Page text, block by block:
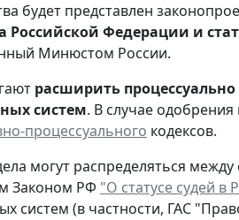
будет представлен
Российской Федерации и
Минюстом России.
расширить
систем. В случае
процессуального кодексов.
могут распределяться
Законом РФ "О статусе судей в
(в частности, ГАС